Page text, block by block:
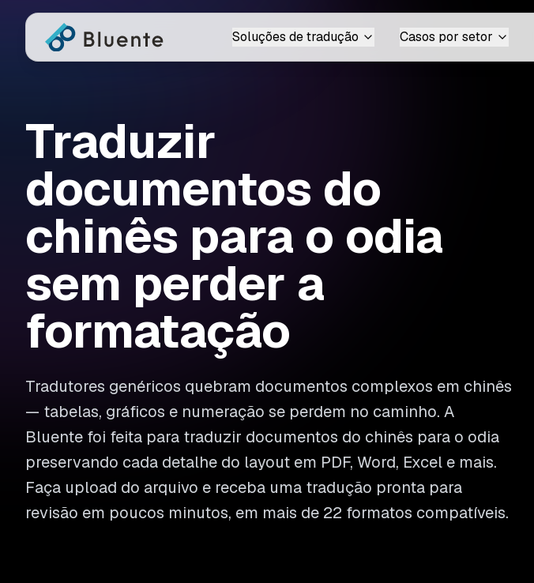
Soluções de tradução Casos por setor
Traduzir
documentos do
chinês para o odia
sem perder a
formatação
Tradutores genéricos quebram documentos complexos em chinês
— tabelas, gráficos e numeração se perdem no caminho. A
Bluente foi feita para traduzir documentos do chinês para o odia
preservando cada detalhe do layout em PDF, Word, Excel e mais.
Faça upload do arquivo e receba uma tradução pronta para
revisão em poucos minutos, em mais de 22 formatos compatíveis.